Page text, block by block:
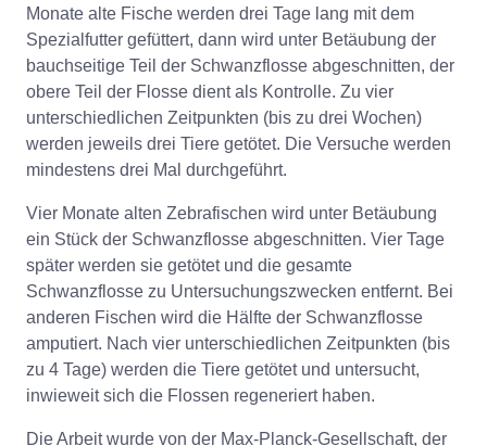
Monate alte Fische werden drei Tage lang mit dem
Spezialfutter gefüttert, dann wird unter Betäubung der
bauchseitige Teil der Schwanzflosse abgeschnitten, der
obere Teil der Flosse dient als Kontrolle. Zu vier
unterschiedlichen Zeitpunkten (bis zu drei Wochen)
werden jeweils drei Tiere getötet. Die Versuche werden
mindestens drei Mal durchgeführt.
Vier Monate alten Zebrafischen wird unter Betäubung
ein Stück der Schwanzflosse abgeschnitten. Vier Tage
später werden sie getötet und die gesamte
Schwanzflosse zu Untersuchungszwecken entfernt. Bei
anderen Fischen wird die Hälfte der Schwanzflosse
amputiert. Nach vier unterschiedlichen Zeitpunkten (bis
zu 4 Tage) werden die Tiere getötet und untersucht,
inwieweit sich die Flossen regeneriert haben.
Die Arbeit wurde von der Max-Planck-Gesellschaft, der